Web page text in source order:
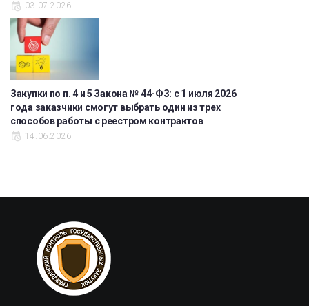
03.07.2026
Закупки по п. 4 и 5 Закона № 44-ФЗ: с 1 июля 2026
года заказчики смогут выбрать один из трех
способов работы с реестром контрактов
14.06.2026